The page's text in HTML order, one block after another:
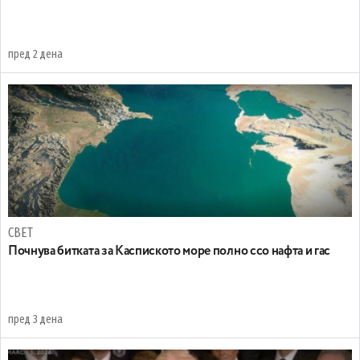
пред 2 дена
СВЕТ
Почнува битката за Каспиското море полно ссо нафта и гас
пред 3 дена